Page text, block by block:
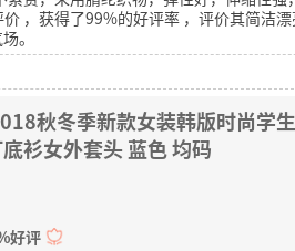
价 ，获得了99%的好评率 ，评价其简洁
。
秋冬季新款女装韩版时尚学
衫女外套头 蓝色 均码
好评